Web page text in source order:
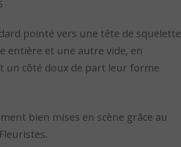
pointé vers une tête de squelette
entière et une autre vide, en
un côté doux de part leur forme
bien mises en scène grâce au